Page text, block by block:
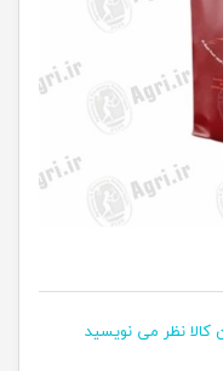
کالا نظر می نویسید